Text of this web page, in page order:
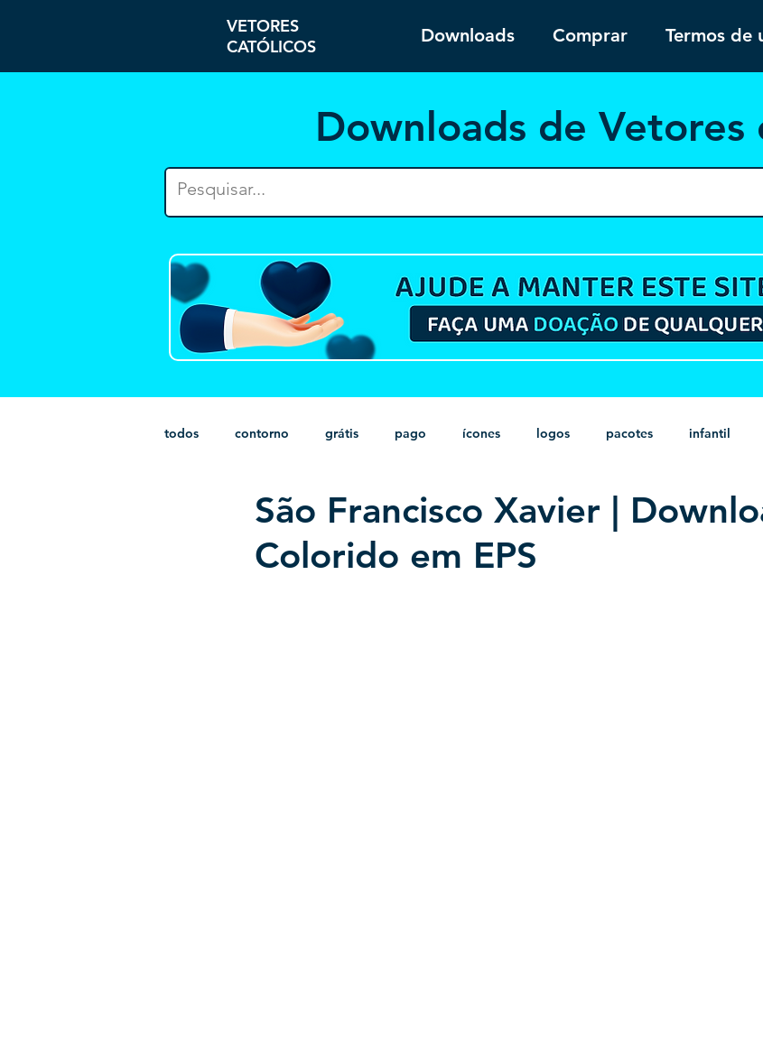
VETORES
CATÓLICOS
Downloads Comprar Termos de
Downloads de Vetores
todos contorno grátis pago ícones logos pacotes infantil
monocromático vetor estampas sem fundo HD minimalista
São Francisco Xavier |
Colorido em EPS